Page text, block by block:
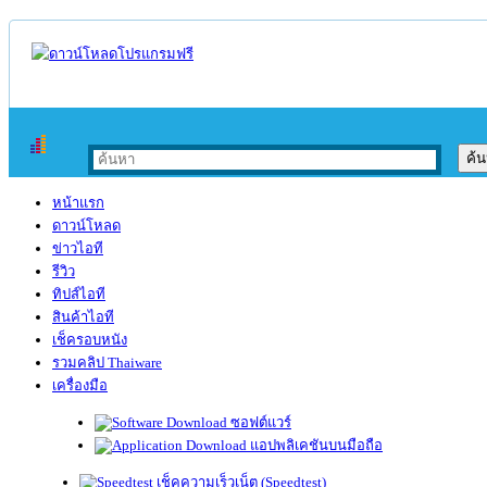
หน้าแรก
ดาวน์โหลด
ข่าวไอที
รีวิว
ทิปส์ไอที
สินค้าไอที
เช็ครอบหนัง
รวมคลิป Thaiware
เครื่องมือ
ซอฟต์แวร์
แอปพลิเคชันบนมือถือ
เช็คความเร็วเน็ต (Speedtest)